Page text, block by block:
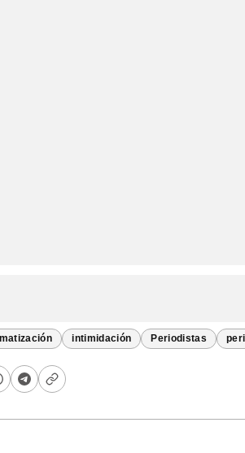
intimidación Periodistas